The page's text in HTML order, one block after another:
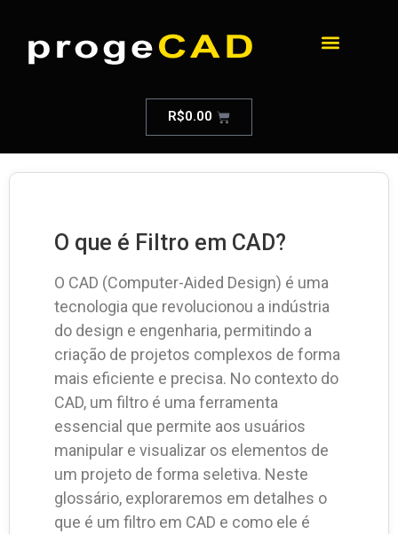
R$0.00
O que é Filtro em CAD?
O CAD (Computer-Aided Design) é uma
tecnologia que revolucionou a indústria
do design e engenharia, permitindo a
criação de projetos complexos de forma
mais eficiente e precisa. No contexto do
CAD, um filtro é uma ferramenta
essencial que permite aos usuários
manipular e visualizar os elementos de
um projeto de forma seletiva. Neste
glossário, exploraremos em detalhes o
que é um filtro em CAD e como ele é